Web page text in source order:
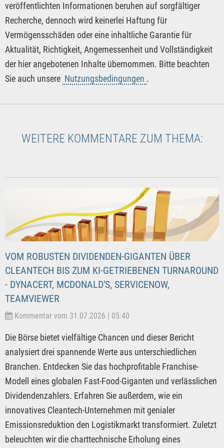
veröffentlichten Informationen beruhen auf sorgfältiger
Recherche, dennoch wird keinerlei Haftung für
Vermögensschäden oder eine inhaltliche Garantie für
Aktualität, Richtigkeit, Angemessenheit und Vollständigkeit
der hier angebotenen Inhalte übernommen. Bitte beachten
Sie auch unsere Nutzungsbedingungen .
WEITERE KOMMENTARE ZUM THEMA:
VOM ROBUSTEN DIVIDENDEN-GIGANTEN ÜBER
CLEANTECH BIS ZUM KI-GETRIEBENEN TURNAROUND
- DYNACERT, MCDONALD'S, SERVICENOW,
TEAMVIEWER
Kommentar vom 31.07.2026 | 05:40
Die Börse bietet vielfältige Chancen und dieser Bericht
analysiert drei spannende Werte aus unterschiedlichen
Branchen. Entdecken Sie das hochprofitable Franchise-
Modell eines globalen Fast-Food-Giganten und verlässlichen
Dividendenzahlers. Erfahren Sie außerdem, wie ein
innovatives Cleantech-Unternehmen mit genialer
Emissionsreduktion den Logistikmarkt transformiert. Zuletzt
beleuchten wir die charttechnische Erholung eines